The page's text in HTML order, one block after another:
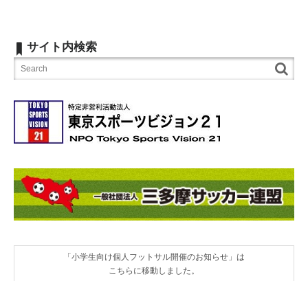
サイト内検索
「小学生向け個人フットサル開催のお知らせ」は
こちらに移動しました。